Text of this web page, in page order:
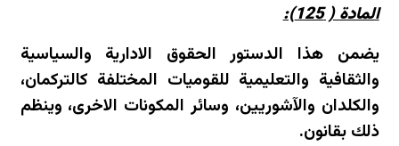
المادة ( 125):
يضمن هذا الدستور الحقوق الادارية والسياسية
والثقافية والتعليمية للقوميات المختلفة كالتركمان،
والكلدان والآشوريين، وسائر المكونات الاخرى، وينظم
ذلك بقانون.